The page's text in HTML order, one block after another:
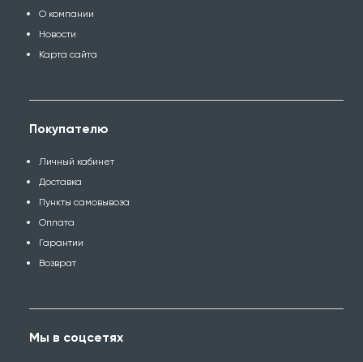
О компании
Новости
Карта сайта
Покупателю
Личный кабинет
Доставка
Пункты самовывоза
Оплата
Гарантии
Возврат
Мы в соцсетях